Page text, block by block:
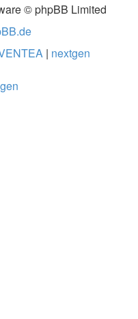
© phpBB Limited
| nextgen